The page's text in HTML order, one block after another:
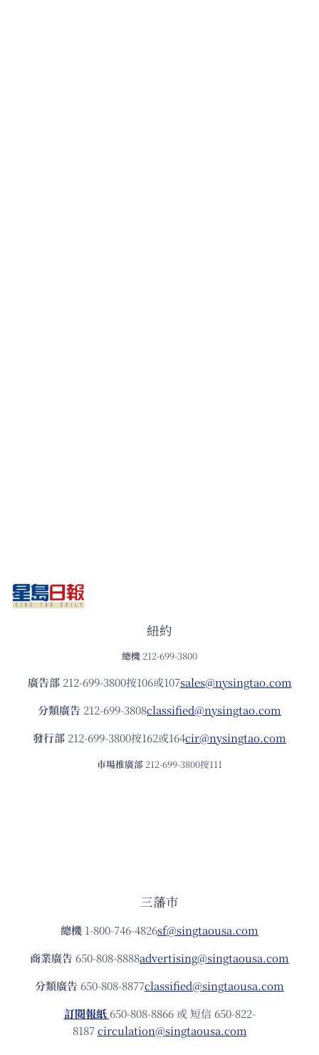
紐約
總機 212-699-3800
廣告部212-699-3800按106或107sales@nysingtao.com
分類廣告 212-699-3808classified@nysingtao.com
發⾏部 212-699-3800按162或164cir@nysingtao.com
市場推廣部 212-699-3800按111
三藩市
總機 1-800-746-4826sf@singtaousa.com
商業廣告 650-808-8888advertising@singtaousa.com
分類廣告 650-808-8877classified@singtaousa.com
訂閱報紙 650-808-8866 或 短信 650-822-
8187circulation@singtaousa.com